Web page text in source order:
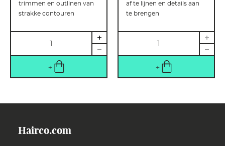
trimmen en outlinen van
strakke contouren
af te lijnen en details aan
te brengen
Hairco.com